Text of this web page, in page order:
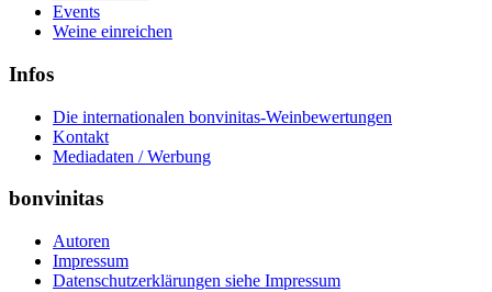
Events
Weine einreichen
Infos
Die internationalen bonvinitas-Weinbewertungen
Kontakt
Mediadaten / Werbung
bonvinitas
Autoren
Impressum
Datenschutzerklärungen siehe Impressum